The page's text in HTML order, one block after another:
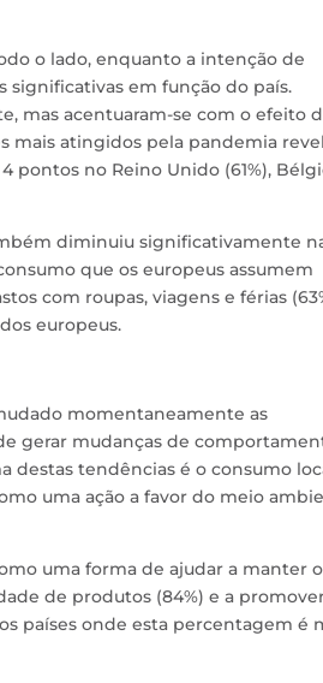
o lado, enquanto a intenção de
significativas em função do país.
mas acentuaram-se com o efeito
mais atingidos pela pandemia
pontos no Reino Unido (61%),
diminuiu significativamente
que os europeus assumem
com roupas, viagens e férias
europeus.
momentaneamente as
gerar mudanças de
destas tendências é o consumo
uma ação a favor do meio
uma forma de ajudar a manter
de produtos (84%) e a
países onde esta percentagem é